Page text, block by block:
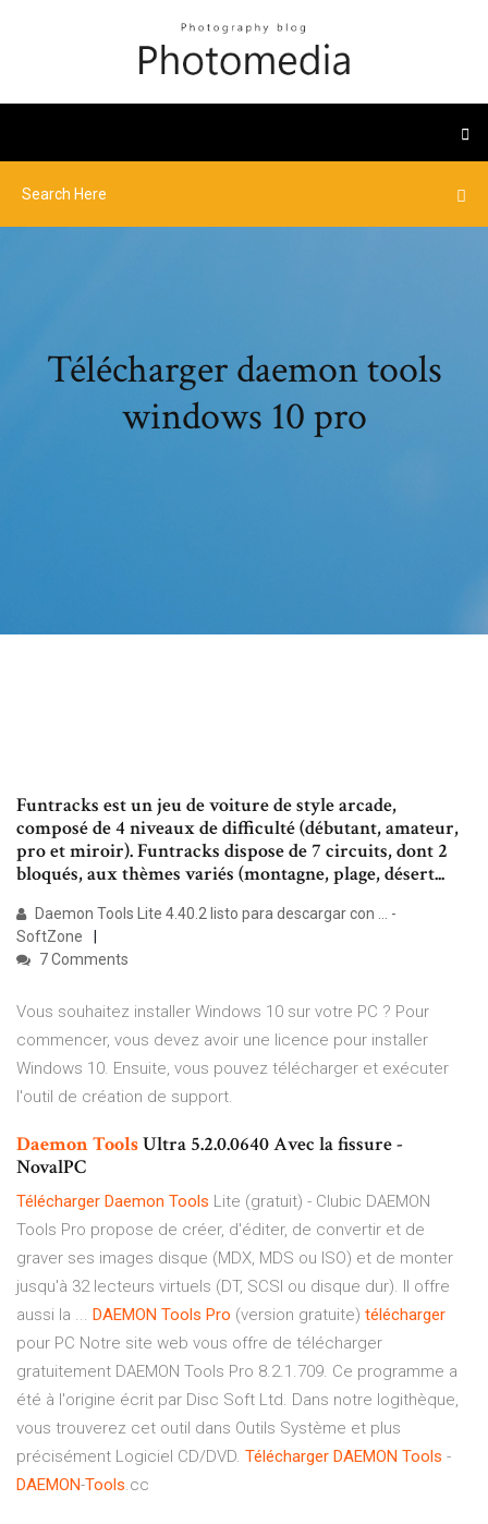
Télécharger daemon tools
windows 10 pro
Funtracks est un jeu de voiture de style arcade,
composé de 4 niveaux de difficulté (débutant, amateur,
pro et miroir). Funtracks dispose de 7 circuits, dont 2
bloqués, aux thèmes variés (montagne, plage, désert...
Daemon Tools Lite 4.40.2 listo para descargar con ... -
SoftZone
7 Comments
Vous souhaitez installer Windows 10 sur votre PC ? Pour
commencer, vous devez avoir une licence pour installer
Windows 10. Ensuite, vous pouvez télécharger et exécuter
l'outil de création de support.
DaemonToolsUltra 5.2.0.0640 Avec la fissure -
NovalPC
Télécharger Daemon Tools Lite (gratuit) - Clubic DAEMON
Tools Pro propose de créer, d'éditer, de convertir et de
graver ses images disque (MDX, MDS ou ISO) et de monter
jusqu'à 32 lecteurs virtuels (DT, SCSI ou disque dur). Il offre
aussi la ... DAEMON Tools Pro (version gratuite) télécharger
pour PC Notre site web vous offre de télécharger
gratuitement DAEMON Tools Pro 8.2.1.709. Ce programme a
été à l'origine écrit par Disc Soft Ltd. Dans notre logithèque,
vous trouverez cet outil dans Outils Système et plus
précisément Logiciel CD/DVD. Télécharger DAEMON Tools -
DAEMON-Tools.cc